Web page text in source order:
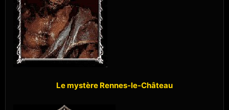
Le mystère Rennes-le-Château